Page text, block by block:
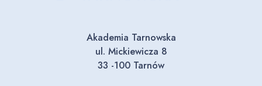
Akademia Tarnowska
ul. Mickiewicza 8
33 -100 Tarnów